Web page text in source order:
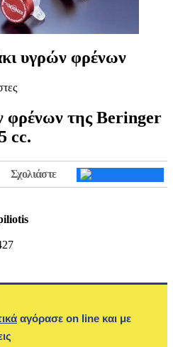
υγρών φρένων
φρένων της Βeringer
cc.
Σχολιάστε
αγόρασε on line και με